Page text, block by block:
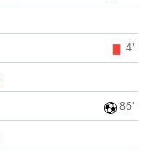
4'
86'